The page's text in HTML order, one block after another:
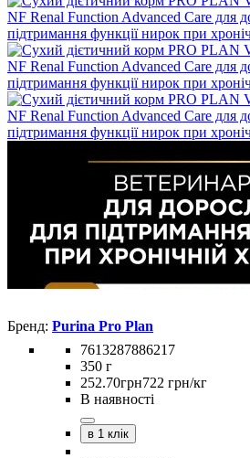
Purina Pro Plan
7613287886217
350 г
252.70грн722 грн/кг
В наявності
в 1 клік